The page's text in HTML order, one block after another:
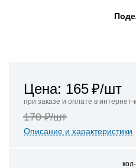
Цена: 165₽/шт
при заказе и оплате в интернет-
170 ₽/шт
Описание и характеристики